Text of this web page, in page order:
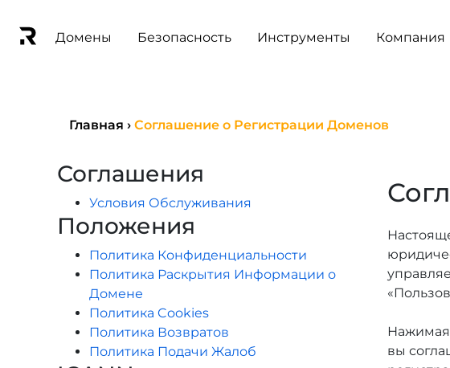
Домены Безопасность Инструменты Компания
Главная › Соглашение о Регистрации Доменов
Соглашения
Условия Обслуживания
Положения
Политика Конфиденциальности
Политика Раскрытия Информации о
Домене
Политика Cookies
Политика Возвратов
Политика Подачи Жалоб
Нажимая
вы